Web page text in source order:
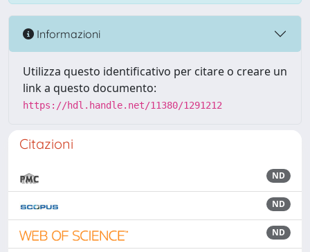
Informazioni
Utilizza questo identificativo per citare o creare un
link a questo documento:
https://hdl.handle.net/11380/1291212
Citazioni
ND
ND
ND